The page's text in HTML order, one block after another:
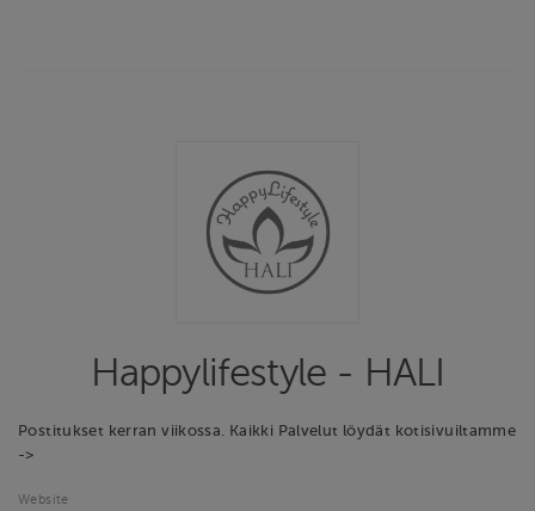
Happylifestyle - HALI
Postitukset kerran viikossa. Kaikki Palvelut löydät kotisivuiltamme
->
Website